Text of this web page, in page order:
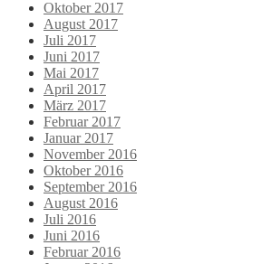
Oktober 2017
August 2017
Juli 2017
Juni 2017
Mai 2017
April 2017
März 2017
Februar 2017
Januar 2017
November 2016
Oktober 2016
September 2016
August 2016
Juli 2016
Juni 2016
Februar 2016